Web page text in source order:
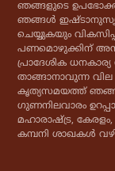
ഞങ്ങളുടെ
ഞങ്ങൾ
ചെയ്യുകയും
പണമൊഴുക്കിന്
പ്രാദേശിക
താങ്ങാനാവുന്ന വില
കൃത്യസമയത്ത്
ഗുണനിലവാരം
മഹാരാഷ്ട്ര,
കമ്പനി ശാഖകൾ